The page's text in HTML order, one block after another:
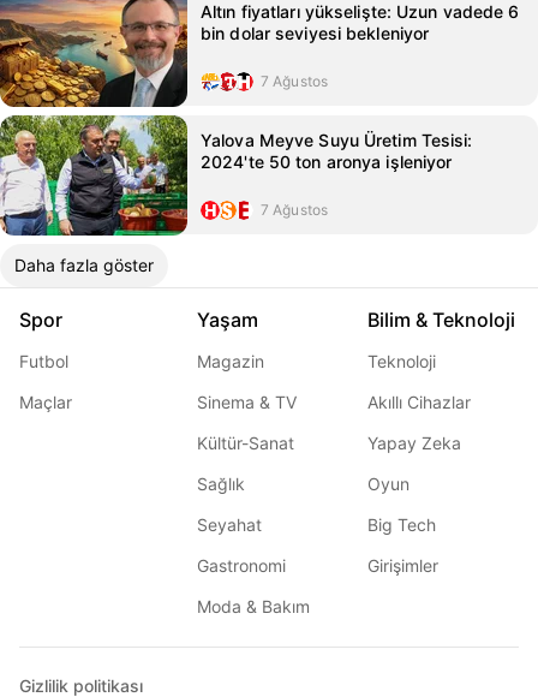
Altın fiyatları yükselişte: Uzun vadede 6
bin dolar seviyesi bekleniyor
7 Ağustos
Yalova Meyve Suyu Üretim Tesisi:
2024'te 50 ton aronya işleniyor
7 Ağustos
Daha fazla göster
Spor
Futbol
Maçlar
Yaşam
Magazin
Sinema & TV
Kültür-Sanat
Sağlık
Seyahat
Gastronomi
Moda & Bakım
Bilim & Teknoloji
Teknoloji
Akıllı Cihazlar
Yapay Zeka
Oyun
Big Tech
Girişimler
Gizlilik politikası